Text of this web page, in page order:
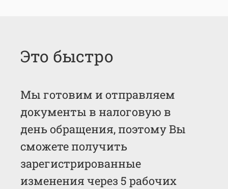
Это быстро
Мы готовим и отправляем
документы в налоговую в
день обращения, поэтому Вы
сможете получить
зарегистрированные
изменения через 5 рабочих